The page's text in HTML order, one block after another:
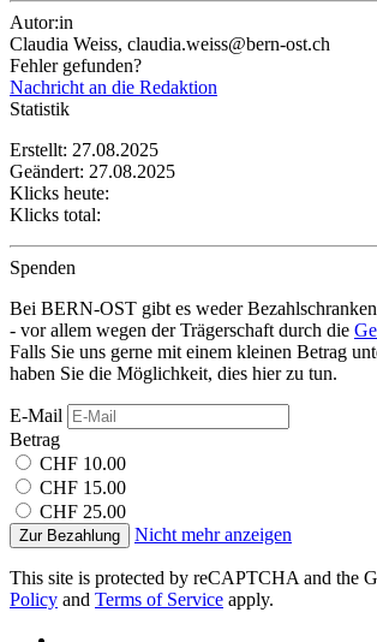
Autor:in
Claudia Weiss, claudia.weiss@bern-ost.ch
Fehler gefunden?
Nachricht an die Redaktion
Statistik
Erstellt: 27.08.2025
Geändert: 27.08.2025
Klicks heute:
Klicks total:
Spenden
Bei BERN-OST gibt es weder
- vor allem wegen der Trägerschaft durch die
Falls Sie uns gerne mit einem kleinen Betrag
haben Sie die Möglichkeit, dies hier zu tun.
E-Mail
Betrag
CHF 10.00
CHF 15.00
CHF 25.00
Zur Bezahlung Nicht mehr anzeigen
This site is protected by reCAPTCHA and the
Policy and Terms of Service apply.